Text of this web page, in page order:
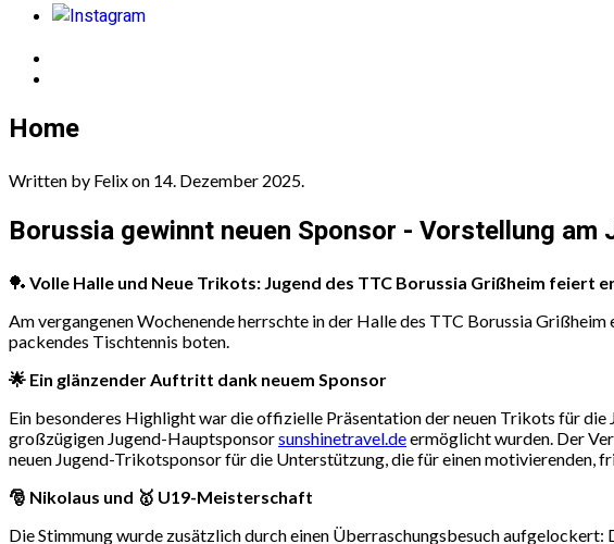
Home
Written by Felix on 14. Dezember 2025.
Borussia gewinnt neuen Sponsor - Vorstellung am
🏓 Volle Halle und Neue Trikots: Jugend des TTC Borussia Grißheim feiert
Am vergangenen Wochenende herrschte in der Halle des TTC Borussia
packendes Tischtennis boten.
🌟 Ein glänzender Auftritt dank neuem Sponsor
Ein besonderes Highlight war die offizielle Präsentation der neuen Trikots für
großzügigen Jugend-Hauptsponsorsunshinetravel.deermöglicht wurden. Der
neuen Jugend-Trikotsponsor für die Unterstützung, die für einen motivierenden,
🎅 Nikolaus und 🥇 U19-Meisterschaft
Die Stimmung wurde zusätzlich durch einen Überraschungsbesuch